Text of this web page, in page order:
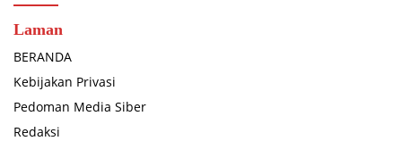
Laman
BERANDA
Kebijakan Privasi
Pedoman Media Siber
Redaksi